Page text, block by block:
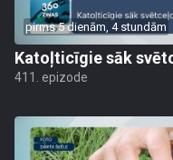
pirms 5 dienām, 4 stundām
Katoļticīgie sāk
411. epizode